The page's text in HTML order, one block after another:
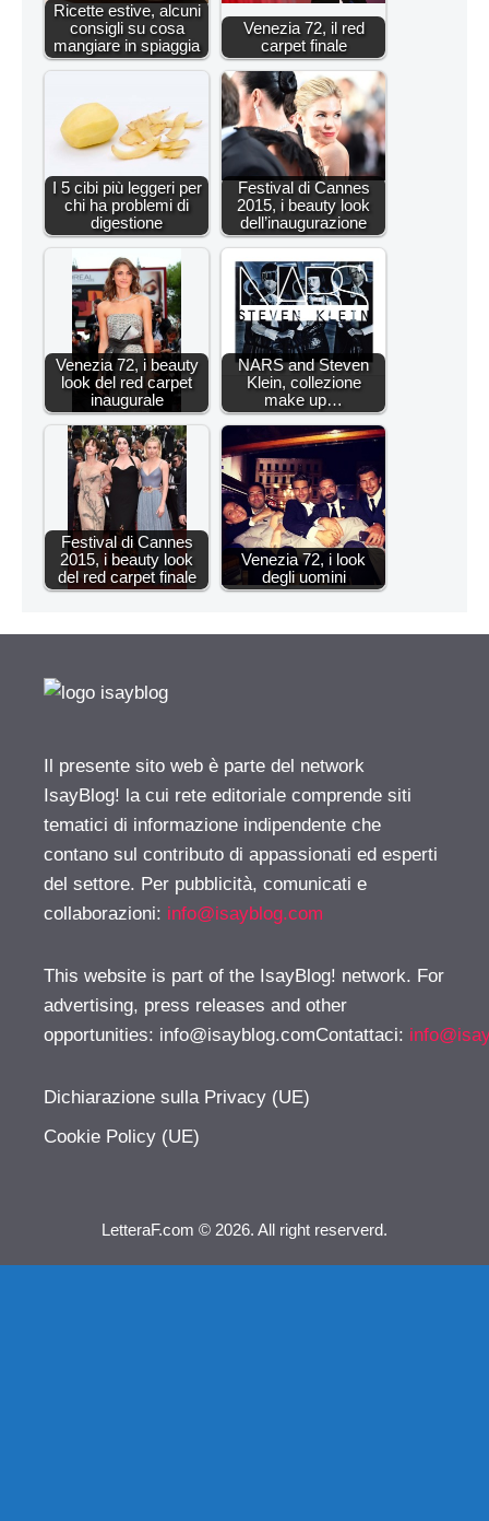
Ricette estive, alcuni
consigli su cosa
mangiare in spiaggia
Venezia 72, il red
carpet finale
I 5 cibi più leggeri per
chi ha problemi di
digestione
Festival di Cannes
2015, i beauty look
dell’inaugurazione
Venezia 72, i beauty
look del red carpet
inaugurale
NARS and Steven
Klein, collezione
make up…
Festival di Cannes
2015, i beauty look
del red carpet finale
Venezia 72, i look
degli uomini
Il presente sito web è parte del network
IsayBlog! la cui rete editoriale comprende siti
tematici di informazione indipendente che
contano sul contributo di appassionati ed esperti
del settore. Per pubblicità, comunicati e
collaborazioni: info@isayblog.com
This website is part of the IsayBlog! network. For
advertising, press releases and other
opportunities: info@isayblog.comContattaci:
Dichiarazione sulla Privacy (UE)
Cookie Policy (UE)
LetteraF.com © 2026. All right reserverd.